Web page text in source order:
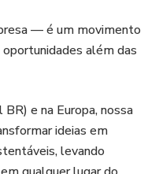
mães em tempos
e conhecimento
você e seus filhos
— é um movimento
além das
e na Europa, nossa
ideias em
levando